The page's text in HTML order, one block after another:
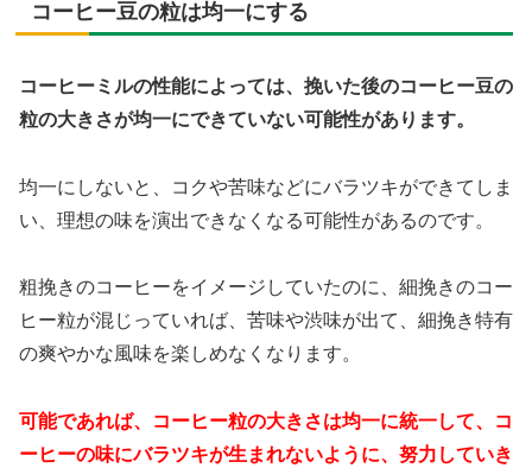
コーヒー豆の粒は均一にする
コーヒーミルの性能によっては、挽いた後のコーヒー豆の
粒の大きさが均一にできていない可能性があります。
均一にしないと、コクや苦味などにバラツキができてしま
い、理想の味を演出できなくなる可能性があるのです。
粗挽きのコーヒーをイメージしていたのに、細挽きのコー
ヒー粒が混じっていれば、苦味や渋味が出て、細挽き特有
の爽やかな風味を楽しめなくなります。
可能であれば、コーヒー粒の大きさは均一に統一して、コ
ーヒーの味にバラツキが生まれないように、努力していき